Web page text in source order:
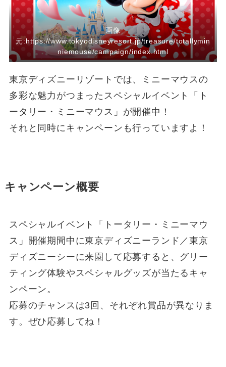
画像
元:https://www.tokyodisneyresort.jp/treasure/totallymin
niemouse/campaign/index.html
東京ディズニーリゾートでは、ミニーマウスの
多彩な魅力がつまったスペシャルイベント「ト
ータリー・ミニーマウス」が開催中！
それと同時にキャンペーンも行っていますよ！
キャンペーン概要
スペシャルイベント「トータリー・ミニーマウ
ス」開催期間中に東京ディズニーランド／東京
ディズニーシーに来園して応募すると、グリー
ティング体験やスペシャルグッズが当たるキャ
ンペーン。
応募のチャンスは3回、それぞれ賞品が異なりま
す。ぜひ応募してね！